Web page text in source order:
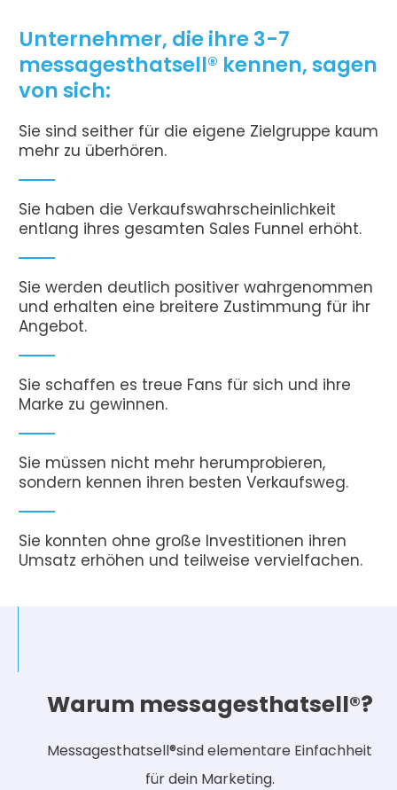
Unternehmer, die ihre 3-7
messagesthatsell® kennen, sagen
von sich:
Sie sind seither für die eigene Zielgruppe kaum
mehr zu überhören.
Sie haben die Verkaufswahrscheinlichkeit
entlang ihres gesamten Sales Funnel erhöht.
Sie werden deutlich positiver wahrgenommen
und erhalten eine breitere Zustimmung für ihr
Angebot.
Sie schaffen es treue Fans für sich und ihre
Marke zu gewinnen.
Sie müssen nicht mehr herumprobieren,
sondern kennen ihren besten Verkaufsweg.
Sie konnten ohne große Investitionen ihren
Umsatz erhöhen und teilweise vervielfachen.
Warum messagesthatsell®?
Messagesthatsell®sind elementare Einfachheit
für dein Marketing.